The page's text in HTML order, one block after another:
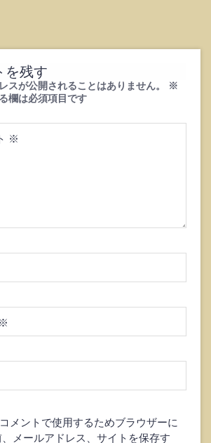
を残す
スが公開されることはありません。
※
欄は必須項目です
※
※
メントで使用するためブラウザーに
メールアドレス、サイトを保存す